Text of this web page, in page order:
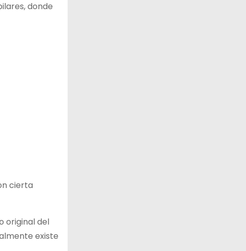
donde
cierta
original del
existe